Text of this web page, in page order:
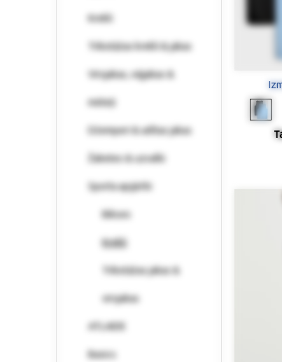
Krekli
Trikotāžas krekli & jakas
Virsjakas, vējjakas &
mēteļi
Džemperi & adītas jakas
Žaketes & uzvalki
Sporta apģērbi
Bikses
Krekli
Trikotāžas jakas &
virsjakas
ATLAIDE
Basics